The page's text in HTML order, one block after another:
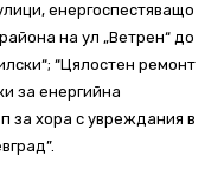
енергоспестяващо
на ул „Ветрен“ до
“Цялостен ремонт
за енергийна
за хора с увреждания в